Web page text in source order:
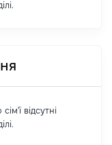
відсутні